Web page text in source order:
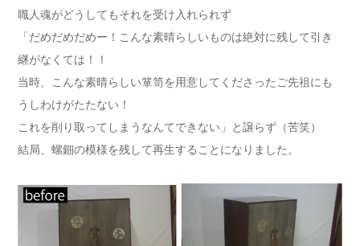
職人魂がどうしてもそれを受け入れられず
「だめだめだめー！こんな素晴らしいものは絶対に残して引き
継がなくては！！
当時、こんな素晴らしい箪笥を用意してくださったご先祖にも
うしわけがたたない！
これを削り取ってしまうなんてできない」と譲らず（苦笑）
結局、螺鈿の模様を残して再生することになりました。